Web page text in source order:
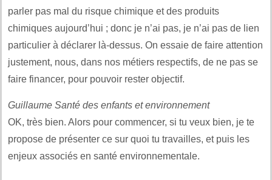
parler pas mal du risque chimique et des produits
chimiques aujourd’hui ; donc je n’ai pas, je n’ai pas de lien
particulier à déclarer là-dessus. On essaie de faire attention
justement, nous, dans nos métiers respectifs, de ne pas se
faire financer, pour pouvoir rester objectif.
Guillaume Santé des enfants et environnement
OK, très bien. Alors pour commencer, si tu veux bien, je te
propose de présenter ce sur quoi tu travailles, et puis les
enjeux associés en santé environnementale.